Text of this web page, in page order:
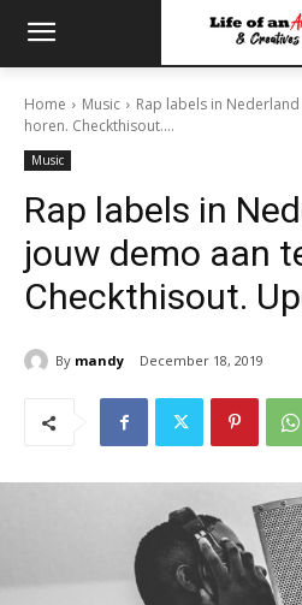
Home Music
Rap labels in
horen. Checkthisout....
Music
Rap labels in
jouw demo aan
Checkthisout.
By mandy December 18, 2019